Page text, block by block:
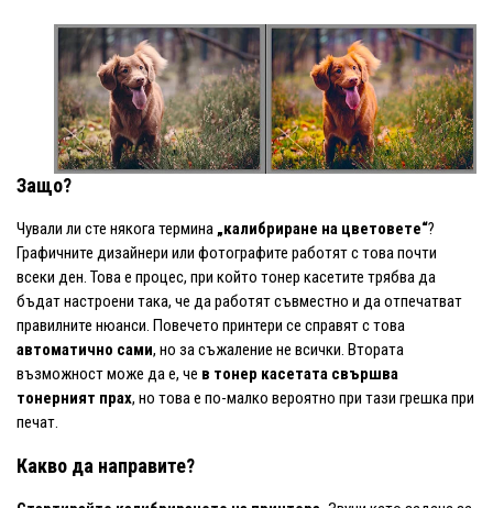
Защо?
Чували ли сте някога термина „калибриране на цветовете“?
Графичните дизайнери или фотографите работят с това почти
всеки ден. Това е процес, при който тонер касетите трябва да
бъдат настроени така, че да работят съвместно и да отпечатват
правилните нюанси. Повечето принтери се справят с това
автоматично сами, но за съжаление не всички. Втората
възможност може да е, че в тонер касетата свършва
тонерният прах, но това е по-малко вероятно при тази грешка при
печат.
Какво да направите?